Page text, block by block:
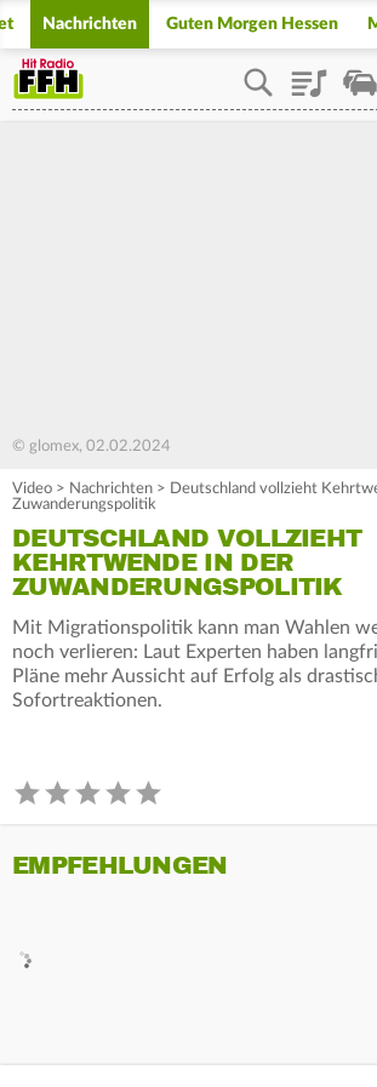
Nachrichten Guten Morgen Hessen
Playlist
© glomex, 02.02.2024
Video > Nachrichten > Deutschland vollzieht
Zuwanderungspolitik
DEUTSCHLAND VOLLZIEHT
KEHRTWENDE IN DER
ZUWANDERUNGSPOLITIK
Mit Migrationspolitik kann man Wahlen
noch verlieren: Laut Experten haben
Pläne mehr Aussicht auf Erfolg als
Sofortreaktionen.
EMPFEHLUNGEN